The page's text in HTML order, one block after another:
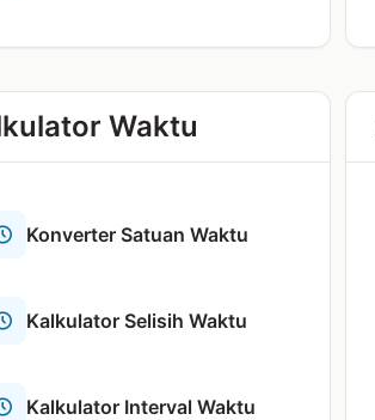
Waktu
Konverter Satuan Waktu
Kalkulator Selisih Waktu
Kalkulator Interval Waktu